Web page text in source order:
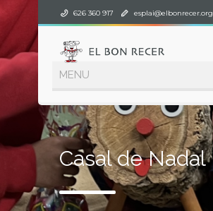
626 360 917 esplai@elbonrecer.org
Casal de Nadal